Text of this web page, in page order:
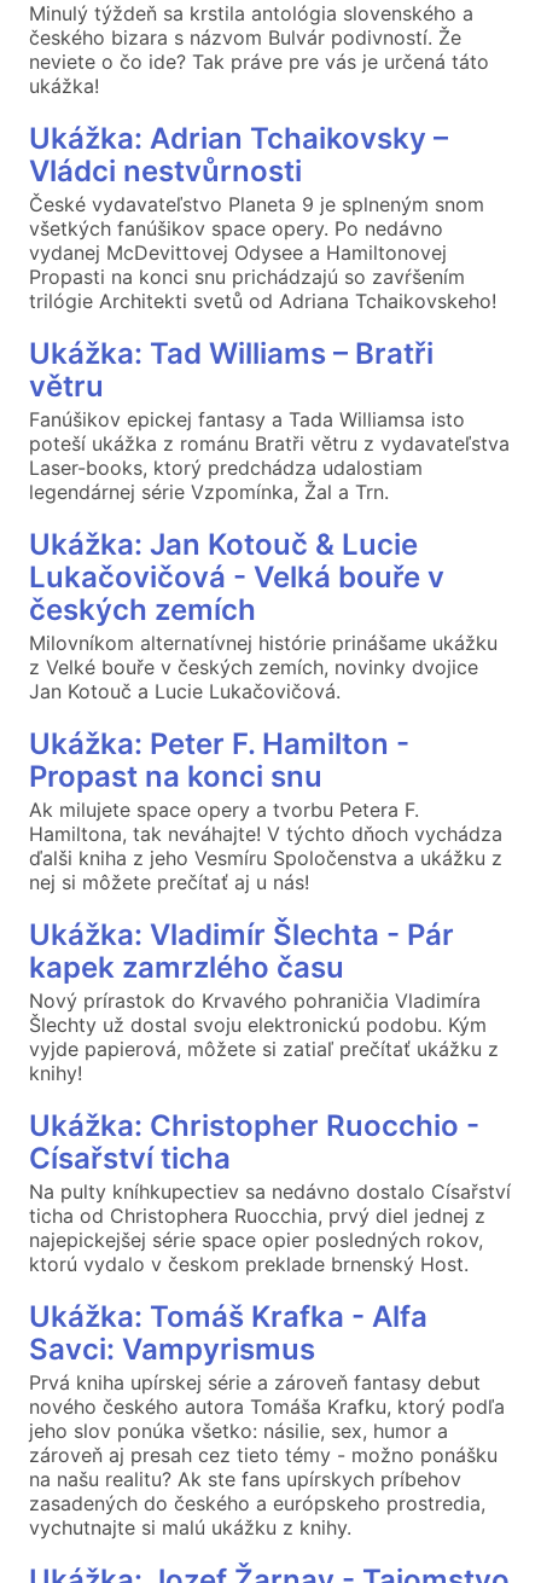
Minulý týždeň sa krstila antológia slovenského a
českého bizara s názvom Bulvár podivností. Že
neviete o čo ide? Tak práve pre vás je určená táto
ukážka!
Ukážka: Adrian Tchaikovsky –
Vládci nestvůrnosti
České vydavateľstvo Planeta 9 je splneným snom
všetkých fanúšikov space opery. Po nedávno
vydanej McDevittovej Odysee a Hamiltonovej
Propasti na konci snu prichádzajú so zavŕšením
trilógie Architekti svetů od Adriana Tchaikovskeho!
Ukážka: Tad Williams – Bratři
větru
Fanúšikov epickej fantasy a Tada Williamsa isto
poteší ukážka z románu Bratři větru z vydavateľstva
Laser-books, ktorý predchádza udalostiam
legendárnej série Vzpomínka, Žal a Trn.
Ukážka: Jan Kotouč & Lucie
Lukačovičová - Velká bouře v
českých zemích
Milovníkom alternatívnej histórie prinášame ukážku
z Velké bouře v českých zemích, novinky dvojice
Jan Kotouč a Lucie Lukačovičová.
Ukážka: Peter F. Hamilton -
Propast na konci snu
Ak milujete space opery a tvorbu Petera F.
Hamiltona, tak neváhajte! V týchto dňoch vychádza
ďalši kniha z jeho Vesmíru Spoločenstva a ukážku z
nej si môžete prečítať aj u nás!
Ukážka: Vladimír Šlechta - Pár
kapek zamrzlého času
Nový prírastok do Krvavého pohraničia Vladimíra
Šlechty už dostal svoju elektronickú podobu. Kým
vyjde papierová, môžete si zatiaľ prečítať ukážku z
knihy!
Ukážka: Christopher Ruocchio -
Císařství ticha
Na pulty kníhkupectiev sa nedávno dostalo Císařství
ticha od Christophera Ruocchia, prvý diel jednej z
najepickejšej série space opier posledných rokov,
ktorú vydalo v českom preklade brnenský Host.
Ukážka: Tomáš Krafka - Alfa
Savci: Vampyrismus
Prvá kniha upírskej série a zároveň fantasy debut
nového českého autora Tomáša Krafku, ktorý podľa
jeho slov ponúka všetko: násilie, sex, humor a
zároveň aj presah cez tieto témy - možno ponášku
na našu realitu? Ak ste fans upírskych príbehov
zasadených do českého a európskeho prostredia,
vychutnajte si malú ukážku z knihy.